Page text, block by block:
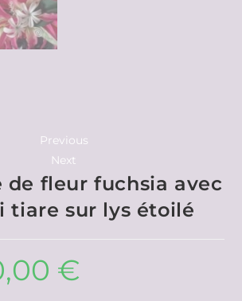
Previous
Next
de fleur fuchsia avec
tiare sur lys étoilé
€